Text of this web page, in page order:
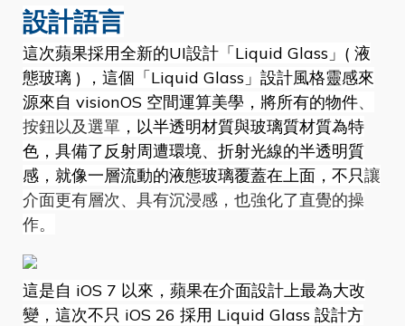
設計語言
這次蘋果採用全新的UI設計「Liquid Glass」( 液
態玻璃 ) ，這個「Liquid Glass」設計風格靈感來
源來自 visionOS 空間運算美學，將所有的物件、
按鈕以及選單 ，以半透明材質與玻璃質材質為特
色，具備了反射周遭環境、折射光線的半透明質
感，就像一層流動的液態玻璃覆蓋在上面，不只讓
介面更有層次、具有沉浸感，也強化了直覺的操
作。
這是自 iOS 7 以來，蘋果在介面設計上最為大改
變，這次不只 iOS 26 採用 Liquid Glass 設計方